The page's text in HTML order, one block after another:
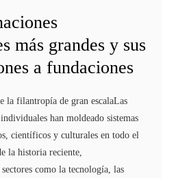
más grandes y sus
a fundaciones
la filantropía de gran escalaLas
han moldeado sistemas
científicos y culturales en todo el
la historia reciente,
como la tecnología, las